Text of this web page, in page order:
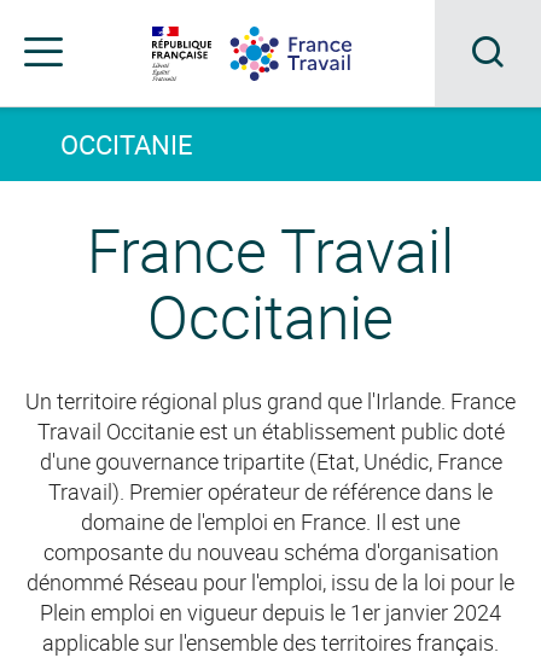
menu
contenu
pied
page
la
Menu
OCCITANIE
France Travail
Occitanie
Un territoire régional plus grand que l'Irlande. France
Travail Occitanie est un établissement public doté
d'une gouvernance tripartite (Etat, Unédic, France
Travail). Premier opérateur de référence dans le
domaine de l'emploi en France. Il est une
composante du nouveau schéma d'organisation
dénommé Réseau pour l'emploi, issu de la loi pour le
Plein emploi en vigueur depuis le 1er janvier 2024
applicable sur l'ensemble des territoires français.